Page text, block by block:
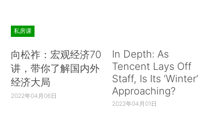
私房课
向松祚：宏观经济70
讲，带你了解国内外
经济大局
2022年04月06日
In Depth: As
Tencent Lays Off
Staff, Is Its ‘Winter’
Approaching?
2022年04月01日